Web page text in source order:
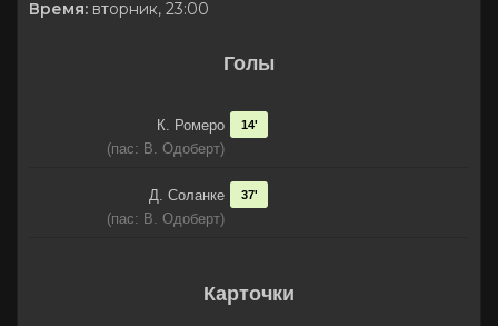
Время: вторник, 23:00
Голы
К. Ромеро
(пас: В. Одоберт)
14'
Д. Соланке
(пас: В. Одоберт)
37'
Карточки